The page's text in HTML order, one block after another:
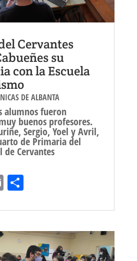
Cervantes
su
con la Escuela
DE ALBANTA
alumnos fueron
buenos profesores.
Sergio, Yoel y Avril,
de Primaria del
Cervantes
E
ail
Sh
e